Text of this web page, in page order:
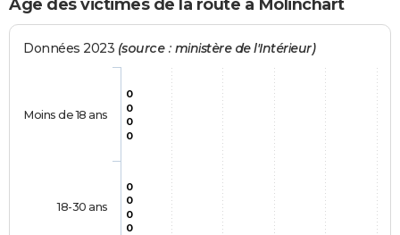
Age des victimes de la route à Molinchart
Données 2023 (source : ministère de l'Intérieur)
0
0
0
0
0
0
0
0
Moins de 18 ans
18-30 ans